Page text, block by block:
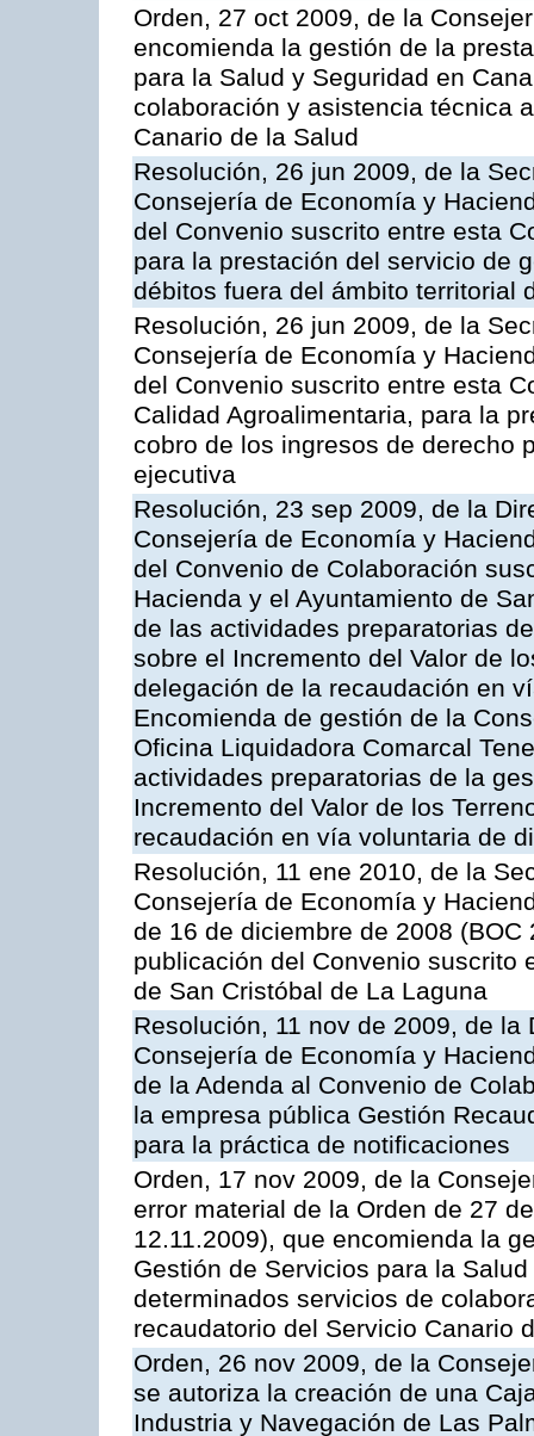
Orden, 27 oct 2009, de la
encomienda la gestión de la
para la Salud y Seguridad en
colaboración y asistencia técnica
Canario de la Salud
Resolución, 26 jun 2009, de la
Consejería de Economía y
del Convenio suscrito entre esta
para la prestación del servicio de
débitos fuera del ámbito territorial
Resolución, 26 jun 2009, de la
Consejería de Economía y
del Convenio suscrito entre esta
Calidad Agroalimentaria, para la
cobro de los ingresos de derecho
ejecutiva
Resolución, 23 sep 2009, de la
Consejería de Economía y
del Convenio de Colaboración
Hacienda y el Ayuntamiento de
de las actividades preparatorias
sobre el Incremento del Valor de
delegación de la recaudación en
Encomienda de gestión de la
Oficina Liquidadora Comarcal
actividades preparatorias de la
Incremento del Valor de los
recaudación en vía voluntaria de
Resolución, 11 ene 2010, de la
Consejería de Economía y
de 16 de diciembre de 2008
publicación del Convenio suscrito
de San Cristóbal de La Laguna
Resolución, 11 nov de 2009, de
Consejería de Economía y
de la Adenda al Convenio de
la empresa pública Gestión
para la práctica de notificaciones
Orden, 17 nov 2009, de la
error material de la Orden de 27
12.11.2009), que encomienda la
Gestión de Servicios para la
determinados servicios de
recaudatorio del Servicio Canario
Orden, 26 nov 2009, de la
se autoriza la creación de una
Industria y Navegación de Las